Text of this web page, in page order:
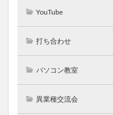
YouTube
打ち合わせ
パソコン教室
異業種交流会